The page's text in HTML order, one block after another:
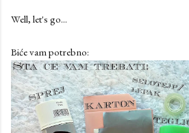
Well, let's go...
Biće vam potrebno: